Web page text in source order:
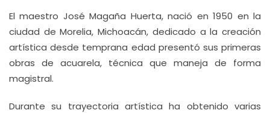
El maestro José Magaña Huerta, nació en 1950 en la
ciudad de Morelia, Michoacán, dedicado a la creación
artística desde temprana edad presentó sus primeras
obras de acuarela, técnica que maneja de forma
magistral.
Durante su trayectoria artística ha obtenido varias